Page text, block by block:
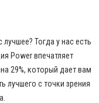
Тогда у нас есть
Power впечатляет
29%, который дает вам
лучшего с точки зрения